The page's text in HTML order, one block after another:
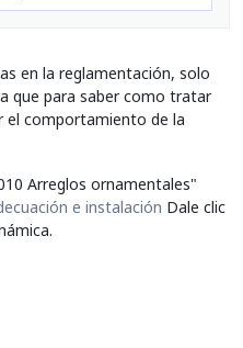
en la reglamentación, solo
que para saber como tratar
el comportamiento de la
Arreglos ornamentales"
e instalación Dale clic